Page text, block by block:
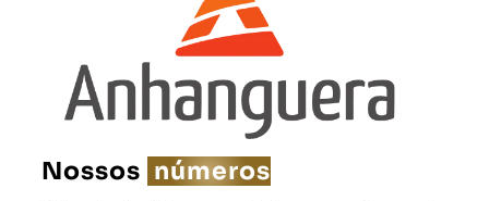
Nossos números